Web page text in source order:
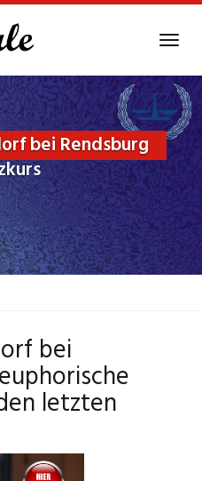
bei Rendsburg
bei
letzten